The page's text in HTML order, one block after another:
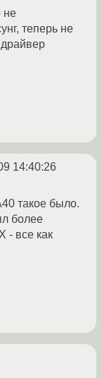
не
теперь не
14:40:26
такое было.
более
- все как